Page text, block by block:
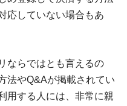
応していない場合もあ
ならではとも言えるの
法やQ&Aが掲載されてい
用する人には、非常に親